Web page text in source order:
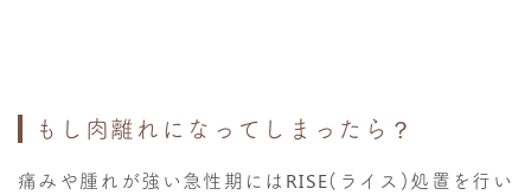
もし肉離れになってしまったら？
痛みや腫れが強い急性期にはRISE(ライス)処置を行い